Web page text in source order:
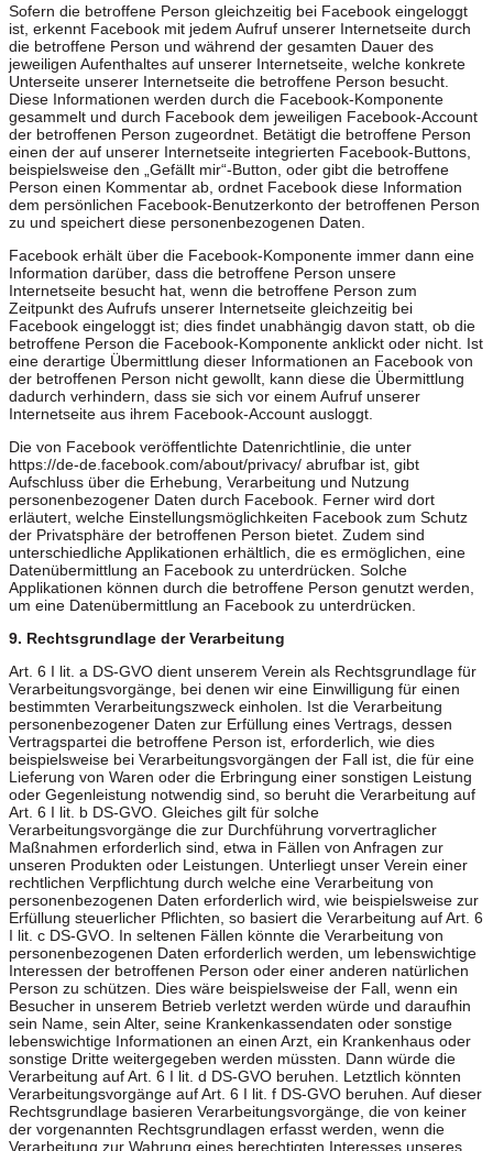
Sofern die betroffene Person gleichzeitig bei Facebook eingeloggt
ist, erkennt Facebook mit jedem Aufruf unserer Internetseite durch
die betroffene Person und während der gesamten Dauer des
jeweiligen Aufenthaltes auf unserer Internetseite, welche konkrete
Unterseite unserer Internetseite die betroffene Person besucht.
Diese Informationen werden durch die Facebook-Komponente
gesammelt und durch Facebook dem jeweiligen Facebook-Account
der betroffenen Person zugeordnet. Betätigt die betroffene Person
einen der auf unserer Internetseite integrierten Facebook-Buttons,
beispielsweise den „Gefällt mir“-Button, oder gibt die betroffene
Person einen Kommentar ab, ordnet Facebook diese Information
dem persönlichen Facebook-Benutzerkonto der betroffenen Person
zu und speichert diese personenbezogenen Daten.
Facebook erhält über die Facebook-Komponente immer dann eine
Information darüber, dass die betroffene Person unsere
Internetseite besucht hat, wenn die betroffene Person zum
Zeitpunkt des Aufrufs unserer Internetseite gleichzeitig bei
Facebook eingeloggt ist; dies findet unabhängig davon statt, ob die
betroffene Person die Facebook-Komponente anklickt oder nicht. Ist
eine derartige Übermittlung dieser Informationen an Facebook von
der betroffenen Person nicht gewollt, kann diese die Übermittlung
dadurch verhindern, dass sie sich vor einem Aufruf unserer
Internetseite aus ihrem Facebook-Account ausloggt.
Die von Facebook veröffentlichte Datenrichtlinie, die unter
https://de-de.facebook.com/about/privacy/ abrufbar ist, gibt
Aufschluss über die Erhebung, Verarbeitung und Nutzung
personenbezogener Daten durch Facebook. Ferner wird dort
erläutert, welche Einstellungsmöglichkeiten Facebook zum Schutz
der Privatsphäre der betroffenen Person bietet. Zudem sind
unterschiedliche Applikationen erhältlich, die es ermöglichen, eine
Datenübermittlung an Facebook zu unterdrücken. Solche
Applikationen können durch die betroffene Person genutzt werden,
um eine Datenübermittlung an Facebook zu unterdrücken.
9. Rechtsgrundlage der Verarbeitung
Art. 6 I lit. a DS-GVO dient unserem Verein als Rechtsgrundlage für
Verarbeitungsvorgänge, bei denen wir eine Einwilligung für einen
bestimmten Verarbeitungszweck einholen. Ist die Verarbeitung
personenbezogener Daten zur Erfüllung eines Vertrags, dessen
Vertragspartei die betroffene Person ist, erforderlich, wie dies
beispielsweise bei Verarbeitungsvorgängen der Fall ist, die für eine
Lieferung von Waren oder die Erbringung einer sonstigen Leistung
oder Gegenleistung notwendig sind, so beruht die Verarbeitung auf
Art. 6 I lit. b DS-GVO. Gleiches gilt für solche
Verarbeitungsvorgänge die zur Durchführung vorvertraglicher
Maßnahmen erforderlich sind, etwa in Fällen von Anfragen zur
unseren Produkten oder Leistungen. Unterliegt unser Verein einer
rechtlichen Verpflichtung durch welche eine Verarbeitung von
personenbezogenen Daten erforderlich wird, wie beispielsweise zur
Erfüllung steuerlicher Pflichten, so basiert die Verarbeitung auf Art. 6
I lit. c DS-GVO. In seltenen Fällen könnte die Verarbeitung von
personenbezogenen Daten erforderlich werden, um lebenswichtige
Interessen der betroffenen Person oder einer anderen natürlichen
Person zu schützen. Dies wäre beispielsweise der Fall, wenn ein
Besucher in unserem Betrieb verletzt werden würde und daraufhin
sein Name, sein Alter, seine Krankenkassendaten oder sonstige
lebenswichtige Informationen an einen Arzt, ein Krankenhaus oder
sonstige Dritte weitergegeben werden müssten. Dann würde die
Verarbeitung auf Art. 6 I lit. d DS-GVO beruhen. Letztlich könnten
Verarbeitungsvorgänge auf Art. 6 I lit. f DS-GVO beruhen. Auf dieser
Rechtsgrundlage basieren Verarbeitungsvorgänge, die von keiner
der vorgenannten Rechtsgrundlagen erfasst werden, wenn die
Verarbeitung zur Wahrung eines berechtigten Interesses unseres